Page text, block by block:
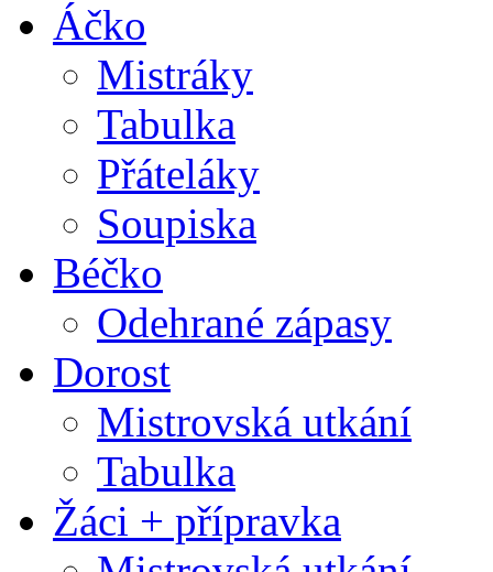
Áčko
Mistráky
Tabulka
Přáteláky
Soupiska
Béčko
Odehrané zápasy
Dorost
Mistrovská utkání
Tabulka
Žáci + přípravka